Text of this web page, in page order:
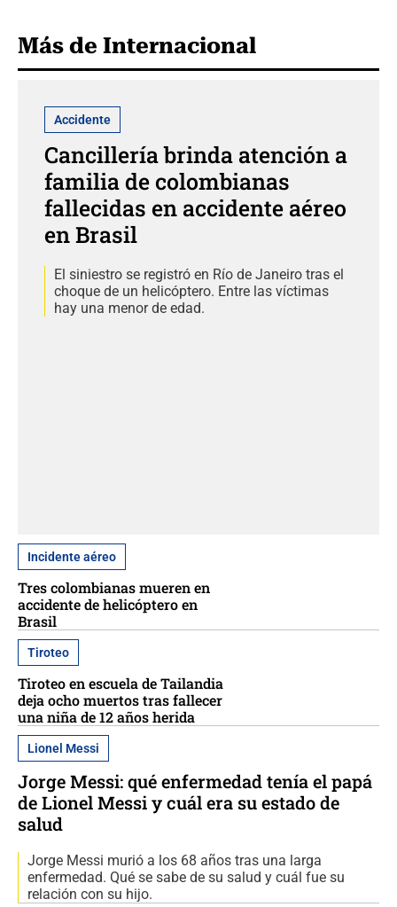
Más de Internacional
Accidente
Cancillería brinda atención a
familia de colombianas
fallecidas en accidente aéreo
en Brasil
El siniestro se registró en Río de Janeiro tras el
choque de un helicóptero. Entre las víctimas
hay una menor de edad.
Incidente aéreo
Tres colombianas mueren en
accidente de helicóptero en
Brasil
Tiroteo
Tiroteo en escuela de Tailandia
deja ocho muertos tras fallecer
una niña de 12 años herida
Lionel Messi
Jorge Messi: qué enfermedad tenía el papá
de Lionel Messi y cuál era su estado de
salud
Jorge Messi murió a los 68 años tras una larga
enfermedad. Qué se sabe de su salud y cuál fue su
relación con su hijo.